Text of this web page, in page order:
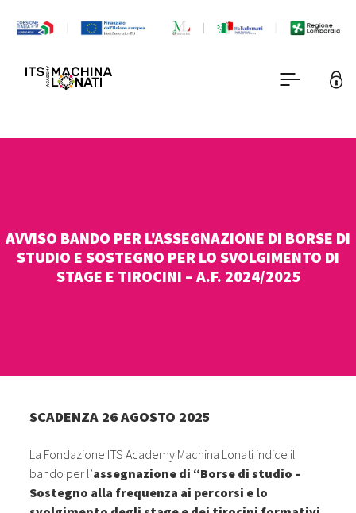
AVVISO BANDO PER L'ASSEGNAZIONE DI BORSE DI
STUDIO E SOSTEGNO PER LO SVOLGIMENTO DI
STAGE E TIROCINI – A.F. 2024/2025
SCADENZA 26 AGOSTO 2025
La Fondazione ITS Academy Machina Lonati indice il
bando per l’assegnazione di “Borse di studio –
Sostegno alla frequenza ai percorsi e lo